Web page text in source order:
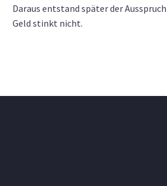
Daraus entstand später der
Geld stinkt nicht.